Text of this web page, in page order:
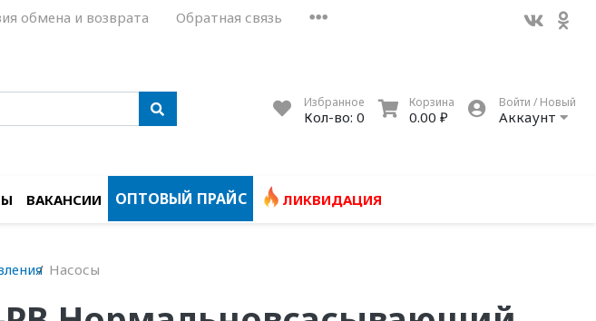
обмена и возврата Обратная связь
Избранное
Кол-во: 0
Корзина
0.00 ₽
Войти / Новый
Аккаунт
ВАКАНСИИ ОПТОВЫЙ ПРАЙС ЛИКВИДАЦИЯ
Насосы